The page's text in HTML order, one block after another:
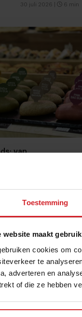
Toestemming
website maakt
cookies om
te
adverteren en
of die ze hebben
30 juli 2026 6 min
van
brainfood tot
de trends die de